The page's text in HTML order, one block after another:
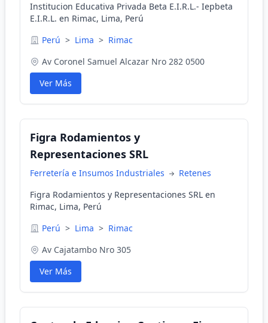
Institucion Educativa Privada Beta E.I.R.L.- Iepbeta
E.I.R.L. en Rimac, Lima, Perú
Perú > Lima > Rimac
Av Coronel Samuel Alcazar Nro 282 0500
Ver Más
Figra Rodamientos y
Representaciones SRL
Ferretería e Insumos Industriales
Retenes
Figra Rodamientos y Representaciones SRL en
Rimac, Lima, Perú
Perú > Lima > Rimac
Av Cajatambo Nro 305
Ver Más